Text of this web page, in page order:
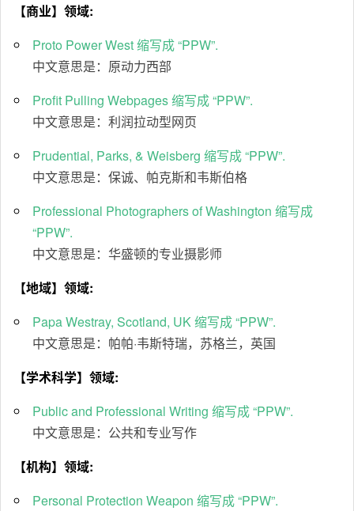
【商业】领域:
Proto Power West 缩写成 “PPW”.
中文意思是：原动力西部
Profit Pulling Webpages 缩写成 “PPW”.
中文意思是：利润拉动型网页
Prudential, Parks, & Weisberg 缩写成 “PPW”.
中文意思是：保诚、帕克斯和韦斯伯格
Professional Photographers of Washington 缩写成
“PPW”.
中文意思是：华盛顿的专业摄影师
【地域】领域:
Papa Westray, Scotland, UK 缩写成 “PPW”.
中文意思是：帕帕·韦斯特瑞，苏格兰，英国
【学术科学】领域:
Public and Professional Writing 缩写成 “PPW”.
中文意思是：公共和专业写作
【机构】领域:
Personal Protection Weapon 缩写成 “PPW”.